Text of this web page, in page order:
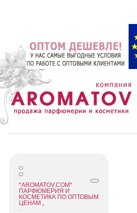
*AROMATOV.COM*
ПАРФЮМЕРИЯ И
КОСМЕТИКА ПО ОПТОВЫМ
ЦЕНАМ ,
.